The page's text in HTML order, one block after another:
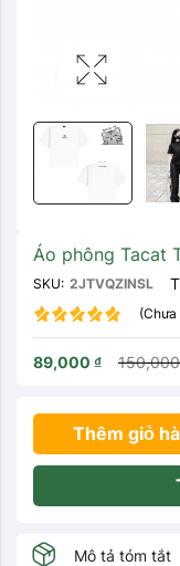
Áo phông Tacat
SKU: 2JTVQZINSL
89,000 ₫ 150,000
Thêm giỏ
Mô tả tóm tắt